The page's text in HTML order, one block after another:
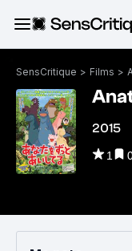
SensCritique > Films >
2015
1